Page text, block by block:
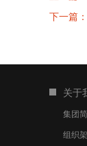
下一篇：
关于
集团
组织